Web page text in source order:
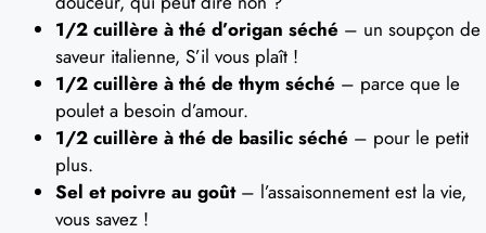
1/2 cuillère à thé d’origan séché – un soupçon de
saveur italienne, S’il vous plaît !
1/2 cuillère à thé de thym séché – parce que le
poulet a besoin d’amour.
1/2 cuillère à thé de basilic séché – pour le petit
plus.
Sel et poivre au goût– l’assaisonnement est la vie,
vous savez !